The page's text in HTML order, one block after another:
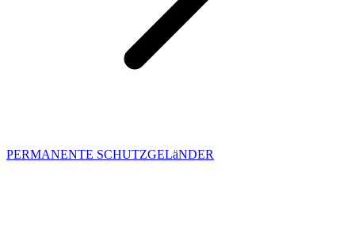
PERMANENTE SCHUTZGELäNDER